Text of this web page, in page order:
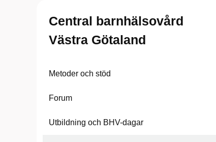
Central barnhälsovård
Västra Götaland
Metoder och stöd
Forum
Utbildning och BHV-dagar